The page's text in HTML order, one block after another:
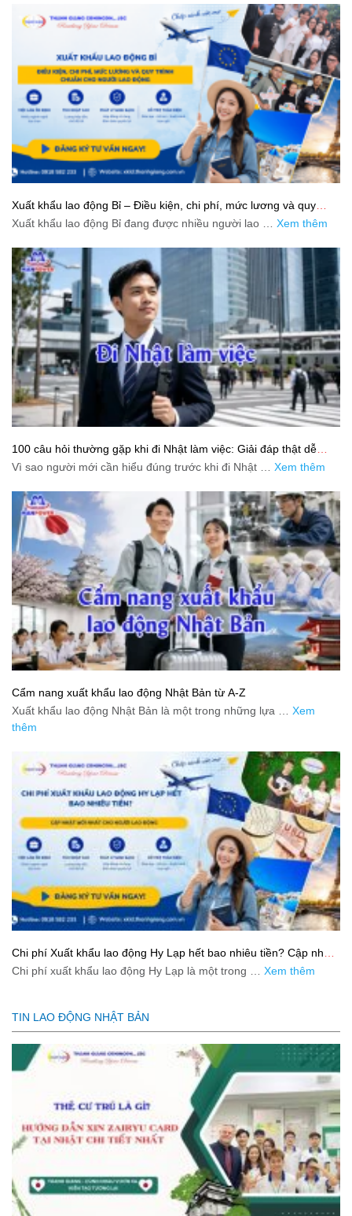
Xuất khẩu lao động Bỉ – Điều kiện, chi phí, mức lương và quy
trình chuẩn cho người lao động
Xuất khẩu lao động Bỉ đang được nhiều người lao … Xem thêm
100 câu hỏi thường gặp khi đi Nhật làm việc: Giải đáp thật dễ
hiểu cho người mới bắt đầu
Vì sao người mới cần hiểu đúng trước khi đi Nhật … Xem thêm
Cẩm nang xuất khẩu lao động Nhật Bản từ A-Z
Xuất khẩu lao động Nhật Bản là một trong những lựa … Xem
thêm
Chi phí Xuất khẩu lao động Hy Lạp hết bao nhiêu tiền? Cập nhật
mới nhất 2026
Chi phí xuất khẩu lao động Hy Lạp là một trong … Xem thêm
TIN LAO ĐỘNG NHẬT BẢN